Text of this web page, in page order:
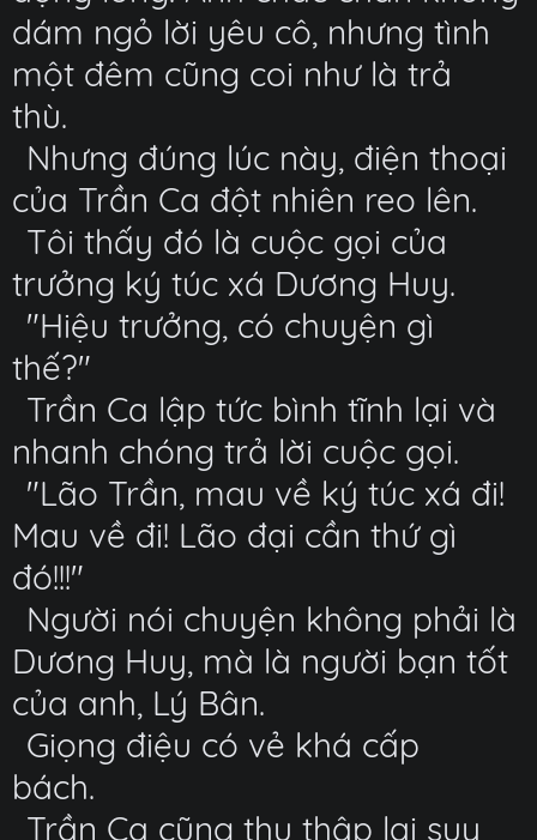
dám ngỏ lời yêu cô, nhưng tình
một đêm cũng coi như là trả
thù.
Nhưng đúng lúc này, điện thoại
của Trần Ca đột nhiên reo lên.
Tôi thấy đó là cuộc gọi của
trưởng ký túc xá Dương Huy.
"Hiệu trưởng, có chuyện gì
thế?"
Trần Ca lập tức bình tĩnh lại và
nhanh chóng trả lời cuộc gọi.
"Lão Trần, mau về ký túc xá đi!
Mau về đi! Lão đại cần thứ gì
đó!!!"
Người nói chuyện không phải là
Dương Huy, mà là người bạn tốt
của anh, Lý Bân.
Giọng điệu có vẻ khá cấp
bách.
Trần Ca cũng thu thập lại suy